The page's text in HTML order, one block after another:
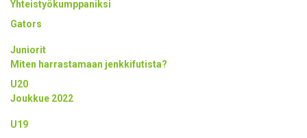
Yhteistyökumppaniksi
Gators
Juniorit
Miten harrastamaan jenkkifutista?
U20
Joukkue 2022
U19